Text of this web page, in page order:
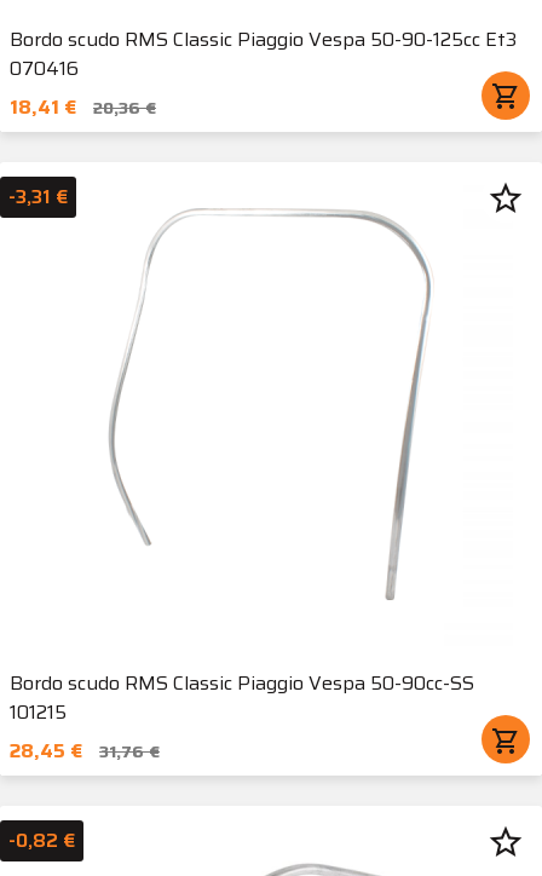
Bordo scudo RMS Classic Piaggio Vespa 50-90-125cc Et3
070416
18,41 €
20,36 € shopping_cart
Bordo scudo RMS Classic Piaggio Vespa 50-90cc-SS
101215
28,45 €
31,76 € shopping_cart
-3,31 € star_border
-0,82 € star_border